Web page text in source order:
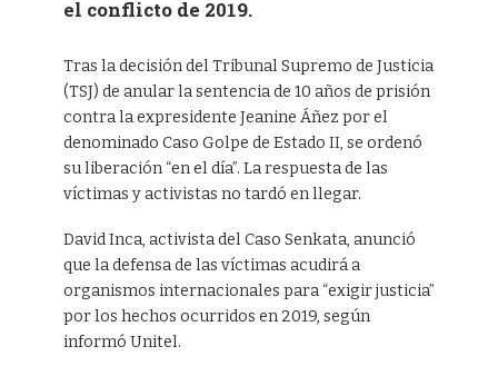
el conflicto de 2019.
Tras la decisión del Tribunal Supremo de Justicia
(TSJ) de anular la sentencia de 10 años de prisión
contra la expresidente Jeanine Áñez por el
denominado Caso Golpe de Estado II, se ordenó
su liberación “en el día”. La respuesta de las
víctimas y activistas no tardó en llegar.
David Inca, activista del Caso Senkata, anunció
que la defensa de las víctimas acudirá a
organismos internacionales para “exigir justicia”
por los hechos ocurridos en 2019, según
informó Unitel.